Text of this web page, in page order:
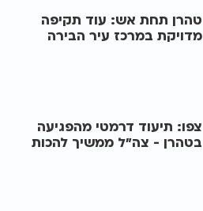
טהרן תחת אש: עוד תקיפה
מדויקת במרכז עיר הבירה
צפו: תיעוד דרמטי מהפגיעה
בטהרן - צה"ל ממשיך להכות